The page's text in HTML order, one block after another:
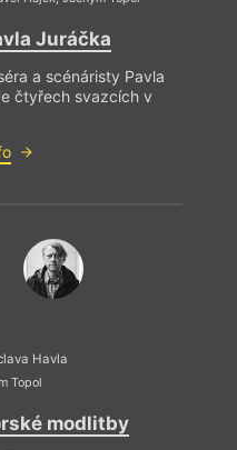
Juráčka
a scénáristy Pavla
čtyřech svazcích v
Havla
Topol
modlitby